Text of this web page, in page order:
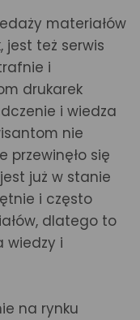
materiałów
jest też serwis
i
drukarek
i wiedza
nie
przewinęło się
już w stanie
i często
dlatego to
wiedzy i
na rynku